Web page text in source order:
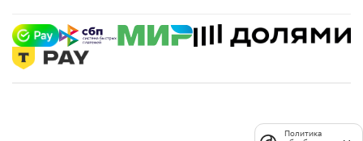
Политика